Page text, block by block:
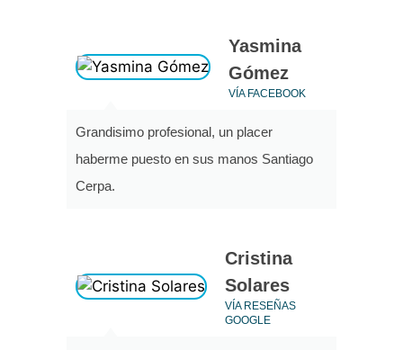
Grandisimo profesional, un placer
haberme puesto en sus manos Santiago
Cerpa.
Yasmina
Gómez
VÍA FACEBOOK
Cristina
Solares
VÍA RESEÑAS
GOOGLE